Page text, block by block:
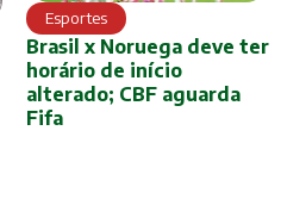
Esportes
Brasil x Noruega deve ter
horário de início
alterado; CBF aguarda
Fifa